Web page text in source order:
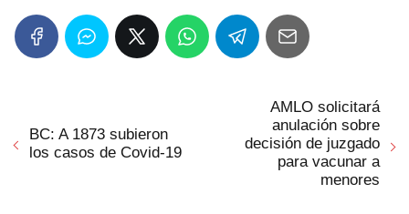
BC: A 1873 subieron
los casos de Covid-19
AMLO solicitará
anulación sobre
decisión de juzgado
para vacunar a
menores